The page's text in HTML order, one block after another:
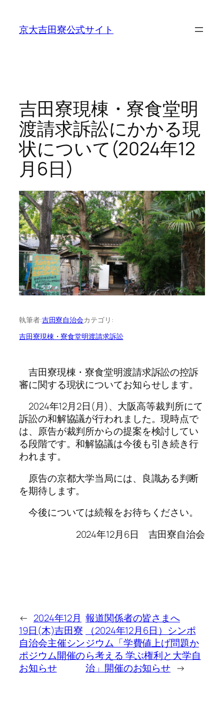
京大吉田寮公式サイト
吉田寮現棟・寮食堂明
渡請求訴訟にかかる現
状について(2024年12
月6日)
執筆者:吉田寮自治会カテゴリ:
吉田寮現棟・寮食堂明渡請求訴訟
吉田寮現棟・寮食堂明渡請求訴訟の控訴
審に関する現状についてお知らせします。
2024年12月2日(月)、大阪高等裁判所にて
訴訟の和解協議が行われました。現時点で
は、原告が裁判所からの提案を検討してい
る段階です。和解協議は今後も引き続き行
われます。
原告の京都大学当局には、良識ある判断
を期待します。
今後については続報をお待ちください。
2024年12月6日 吉田寮自治会
← 2024年12月
19日(木)吉田寮
自治会主催シン
ポジウム開催の
お知らせ
報道関係者の皆さまへ
（2024年12月6日）シンポ
ジウム「学費値上げ問題か
ら考える 学ぶ権利と大学自
治」開催のお知らせ →